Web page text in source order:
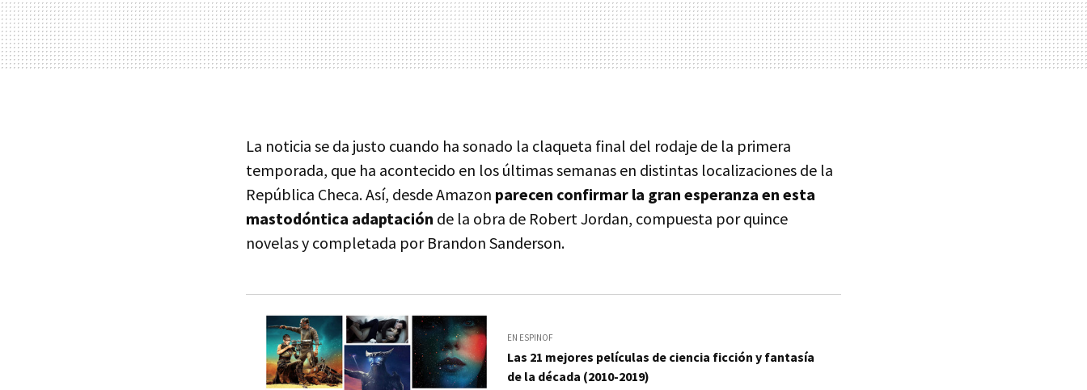
La noticia se da justo cuando ha sonado la claqueta final del rodaje de la primera
temporada, que ha acontecido en los últimas semanas en distintas localizaciones de la
República Checa. Así, desde Amazon parecen confirmar la gran esperanza en esta
mastodóntica adaptación de la obra de Robert Jordan, compuesta por quince
novelas y completada por Brandon Sanderson.
EN ESPINOF
Las 21 mejores películas de ciencia ficción y fantasía
de la década (2010-2019)